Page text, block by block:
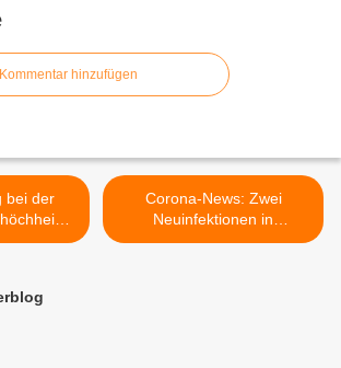
hinzufügen
und
Corona-News: Zwei
Neuinfektionen in
Veitshöchheim in der letzten